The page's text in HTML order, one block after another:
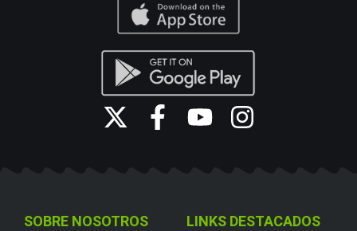
SOBRE NOSOTROS LINKS DESTACADOS